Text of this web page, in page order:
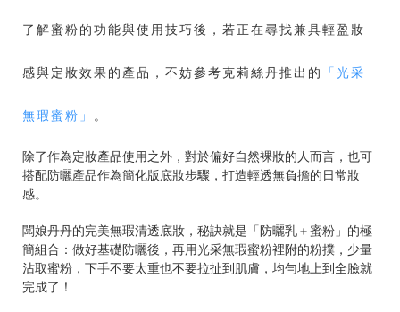
了解蜜粉的功能與使用技巧後，若正在尋找兼具輕盈妝
感與定妝效果的產品，不妨參考克莉絲丹推出的 「光采
無瑕蜜粉」 。
除了作為定妝產品使用之外，對於偏好自然裸妝的人而言，也可
搭配防曬產品作為簡化版底妝步驟，打造輕透無負擔的日常妝
感。
闆娘丹丹的完美無瑕清透底妝，秘訣就是「防曬乳＋蜜粉」的極
簡組合：做好基礎防曬後，再用光采無瑕蜜粉裡附的粉撲，少量
沾取蜜粉，下手不要太重也不要拉扯到肌膚，均勻地上到全臉就
完成了！